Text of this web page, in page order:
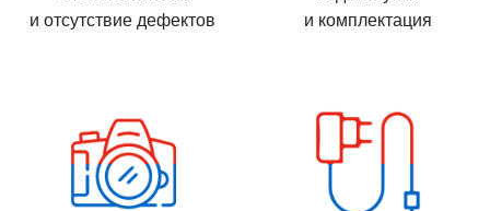
и отсутствие дефектов
и комплектация